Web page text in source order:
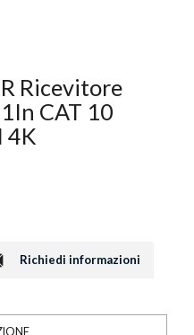
Ricevitore
CAT 10
4K
Richiedi informazioni